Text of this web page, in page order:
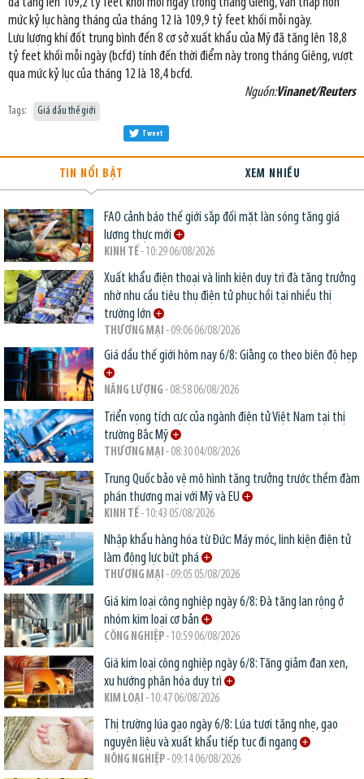
đã tăng lên 109,2 tỷ feet khối mỗi ngày trong tháng Giêng, vẫn thấp hơn
mức kỷ lục hàng tháng của tháng 12 là 109,9 tỷ feet khối mỗi ngày.
Lưu lượng khí đốt trung bình đến 8 cơ sở xuất khẩu của Mỹ đã tăng lên 18,8
tỷ feet khối mỗi ngày (bcfd) tính đến thời điểm này trong tháng Giêng, vượt
qua mức kỷ lục của tháng 12 là 18,4 bcfd.
Nguồn:Vinanet/Reuters
Tags: Giá dầu thế giới
Tweet
TIN NỔI BẬT XEM NHIỀU
FAO cảnh báo thế giới sắp đối mặt làn sóng tăng giá
lương thực mới
KINH TẾ- 10:29 06/08/2026
Xuất khẩu điện thoại và linh kiện duy trì đà tăng trưởng
nhờ nhu cầu tiêu thụ điện tử phục hồi tại nhiều thị
trường lớn
THƯƠNG MẠI - 09:06 06/08/2026
Giá dầu thế giới hôm nay 6/8: Giằng co theo biên độ hẹp
NĂNG LƯỢNG - 08:58 06/08/2026
Triển vọng tích cực của ngành điện tử Việt Nam tại thị
trường Bắc Mỹ
THƯƠNG MẠI - 08:30 04/08/2026
Trung Quốc bảo vệ mô hình tăng trưởng trước thềm đàm
phán thương mại với Mỹ và EU
KINH TẾ- 10:43 05/08/2026
Nhập khẩu hàng hóa từ Đức: Máy móc, linh kiện điện tử
làm động lực bứt phá
THƯƠNG MẠI - 09:05 05/08/2026
Giá kim loại công nghiệp ngày 6/8: Đà tăng lan rộng ở
nhóm kim loại cơ bản
CÔNG NGHIỆP- 10:59 06/08/2026
Giá kim loại công nghiệp ngày 6/8: Tăng giảm đan xen,
xu hướng phân hóa duy trì
KIM LOẠI - 10:47 06/08/2026
Thị trường lúa gạo ngày 6/8: Lúa tươi tăng nhẹ, gạo
nguyên liệu và xuất khẩu tiếp tục đi ngang
NÔNG NGHIỆP- 09:14 06/08/2026